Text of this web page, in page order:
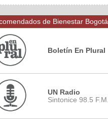
de Bienestar Bogotá
Boletín En Plural
UN Radio
Sintonice 98.5 F.M.